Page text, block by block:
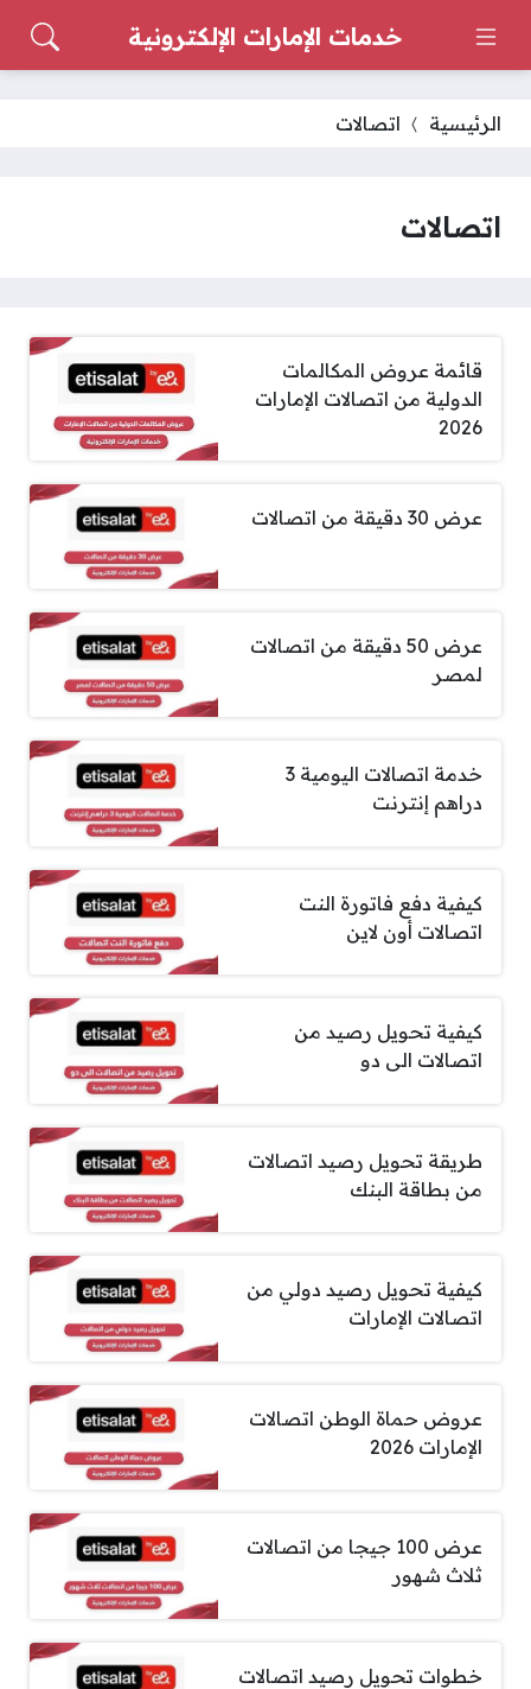
خدمات الإمارات الإلكترونية
الرئيسية اتصالات
اتصالات
قائمة عروض المكالمات
الدولية من اتصالات الإمارات
2026
عرض 30 دقيقة من اتصالات
عرض 50 دقيقة من اتصالات
لمصر
خدمة اتصالات اليومية 3
دراهم إنترنت
كيفية دفع فاتورة النت
اتصالات أون لاين
كيفية تحويل رصيد من
اتصالات الى دو
طريقة تحويل رصيد اتصالات
من بطاقة البنك
كيفية تحويل رصيد دولي من
اتصالات الإمارات
عروض حماة الوطن اتصالات
الإمارات 2026
عرض 100 جيجا من اتصالات
ثلاث شهور
خطوات تحويل رصيد اتصالات